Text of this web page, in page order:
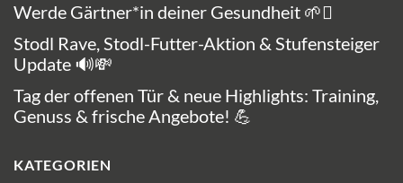
Werde Gärtner*in deiner Gesundheit 🌱🪏
Stodl Rave, Stodl-Futter-Aktion & Stufensteiger
Update 🔊💸
Tag der offenen Tür & neue Highlights: Training,
Genuss & frische Angebote! 💪
KATEGORIEN